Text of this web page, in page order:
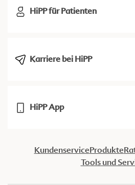
HiPP für Patienten
Karriere bei HiPP
HiPP App
KundenserviceProdukte
Tools und